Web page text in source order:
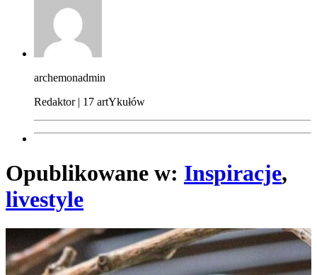
archemonadmin
Redaktor | 17 artYkułów
Opublikowane w: Inspiracje,
livestyle